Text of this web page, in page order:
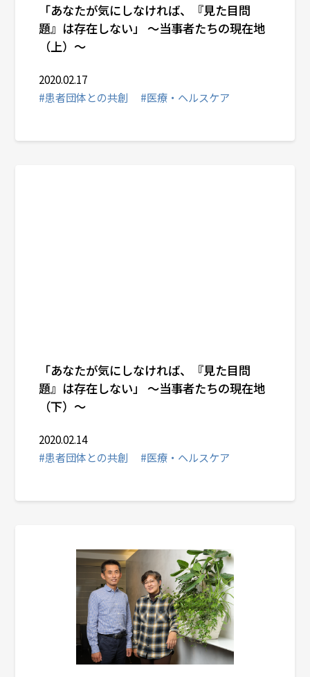
「あなたが気にしなければ、『見た目問
題』は存在しない」 ～当事者たちの現在地
（上）～
2020.02.17
#患者団体との共創
#医療・ヘルスケア
「あなたが気にしなければ、『見た目問
題』は存在しない」 ～当事者たちの現在地
（下）～
2020.02.14
#患者団体との共創
#医療・ヘルスケア